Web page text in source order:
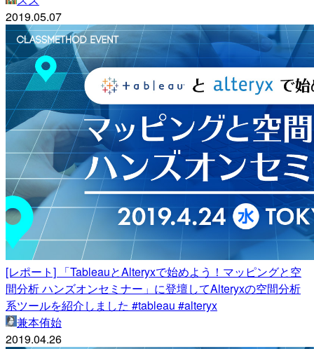
2019.05.07
[レポート] 「TableauとAlteryxで始めよう！マッピングと空
間分析 ハンズオンセミナー」に登壇してAlteryxの空間分析
系ツールを紹介しました #tableau #alteryx
兼本侑始
2019.04.26